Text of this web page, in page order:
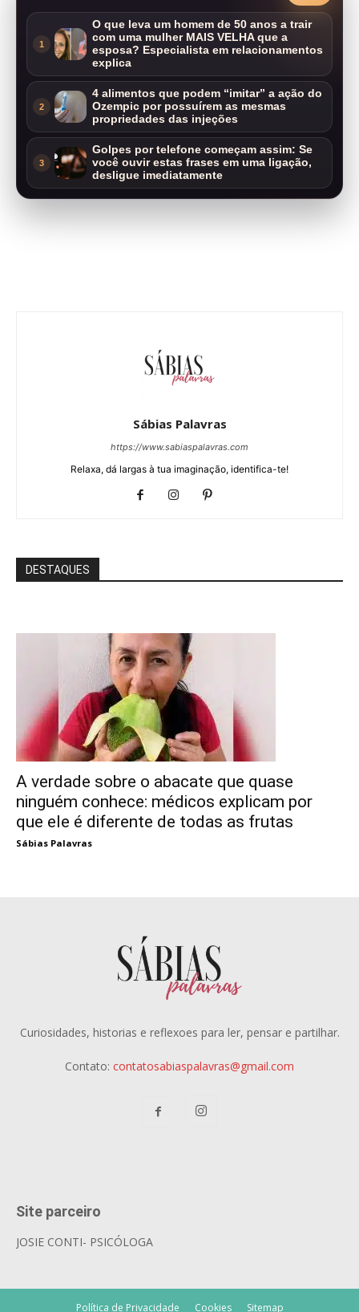
1
O que leva um homem de 50 anos a trair
com uma mulher MAIS VELHA que a
esposa? Especialista em relacionamentos
explica
2
4 alimentos que podem “imitar” a ação do
Ozempic por possuírem as mesmas
propriedades das injeções
3
Golpes por telefone começam assim: Se
você ouvir estas frases em uma ligação,
desligue imediatamente
Sábias Palavras
https://www.sabiaspalavras.com
Relaxa, dá largas à tua imaginação, identifica-te!
DESTAQUES
A verdade sobre o abacate que quase
ninguém conhece: médicos explicam por
que ele é diferente de todas as frutas
Sábias Palavras
Curiosidades, historias e reflexoes para ler, pensar e partilhar.
Contato: contatosabiaspalavras@gmail.com
Site parceiro
JOSIE CONTI- PSICÓLOGA
Política de Privacidade Cookies Sitemap